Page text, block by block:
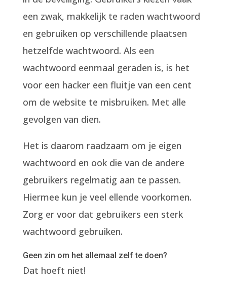
een zwak, makkelijk te raden wachtwoord
en gebruiken op verschillende plaatsen
hetzelfde wachtwoord. Als een
wachtwoord eenmaal geraden is, is het
voor een hacker een fluitje van een cent
om de website te misbruiken. Met alle
gevolgen van dien.
Het is daarom raadzaam om je eigen
wachtwoord en ook die van de andere
gebruikers regelmatig aan te passen.
Hiermee kun je veel ellende voorkomen.
Zorg er voor dat gebruikers een sterk
wachtwoord gebruiken.
Geen zin om het allemaal zelf te doen?
Dat hoeft niet!